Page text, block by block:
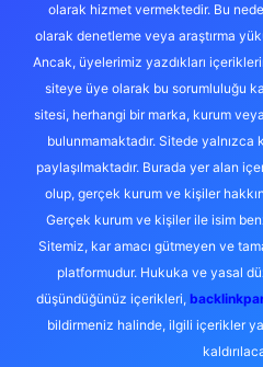
olarak hizmet vermektedir. Bu
olarak denetleme veya araştırma
Ancak, üyelerimiz yazdıkları
siteye üye olarak bu sorumluluğu
sitesi, herhangi bir marka, kurum
bulunmamaktadır. Sitede yalnızca
paylaşılmaktadır. Burada yer alan
olup, gerçek kurum ve kişiler
Gerçek kurum ve kişiler ile isim
Sitemiz, kar amacı gütmeyen ve
platformudur. Hukuka ve yasal
düşündüğünüz içerikleri,
bildirmeniz halinde, ilgili içerikler